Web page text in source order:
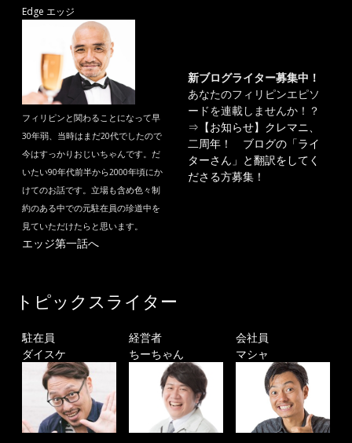
Edge エッジ
フィリピンと関わることになって早
30年弱、当時はまだ20代でしたので
今はすっかりおじいちゃんです。だ
いたい90年代前半から2000年頃にか
けてのお話です。立場も含め色々制
約のある中での元駐在員の珍道中を
見ていただけたらと思います。
エッジ第一話へ
新ブログライター募集中！
あなたのフィリピンエピソ
ードを連載しませんか！？
⇒ 【お知らせ】クレマニ、
二周年！ ブログの「ライ
ターさん」と翻訳をしてく
ださる方募集！
トピックスライター
駐在員
ダイスケ
経営者
ちーちゃん
会社員
マシャ